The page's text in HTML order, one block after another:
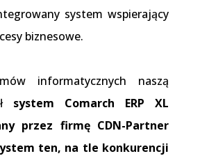
system wspierający
biznesowe.
informatycznych naszą
system Comarch ERP XL
przez firmę CDN-Partner
ten, na tle konkurencji